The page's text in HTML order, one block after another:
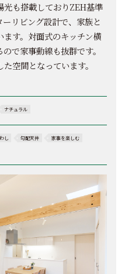
光も搭載しておりZEH基準
リビング設計で、家族と
す。対面式のキッチン横
で家事動線も抜群です。
空間となっています。
ナチュラル
し 勾配天井
家事を楽しむ